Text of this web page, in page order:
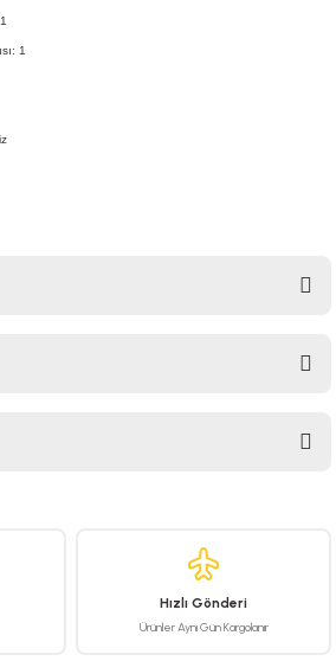
1
ilk yorumu siz yapın!
ederiz.
veya görüntülenemiyor.
Hızlı Gönderi
Ürünler Aynı Gün Kargolanır